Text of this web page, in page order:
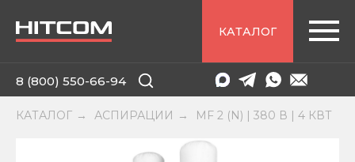
КАТАЛОГ
8 (800) 550-66-94
КАТАЛОГ → АСПИРАЦИИ → MF 2 (N) | 380 В | 4 КВТ